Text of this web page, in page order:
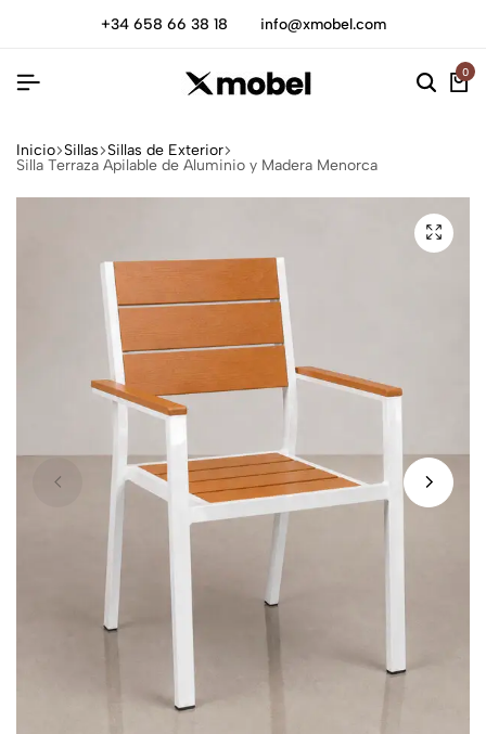
+34 658 66 38 18 info@xmobel.com
0
Inicio Sillas Sillas de Exterior
Silla Terraza Apilable de Aluminio y Madera Menorca